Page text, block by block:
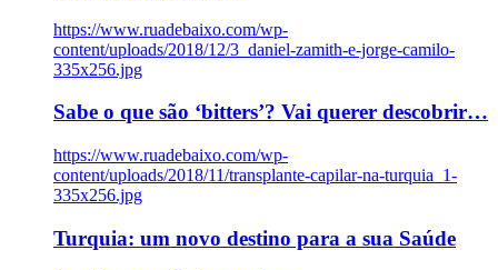
https://www.ruadebaixo.com/wp-
content/uploads/2018/12/3_daniel-zamith-e-jorge-camilo-
335x256.jpg
Sabe o que são ‘bitters’? Vai querer descobrir…
https://www.ruadebaixo.com/wp-
content/uploads/2018/11/transplante-capilar-na-turquia_1-
335x256.jpg
Turquia: um novo destino para a sua Saúde